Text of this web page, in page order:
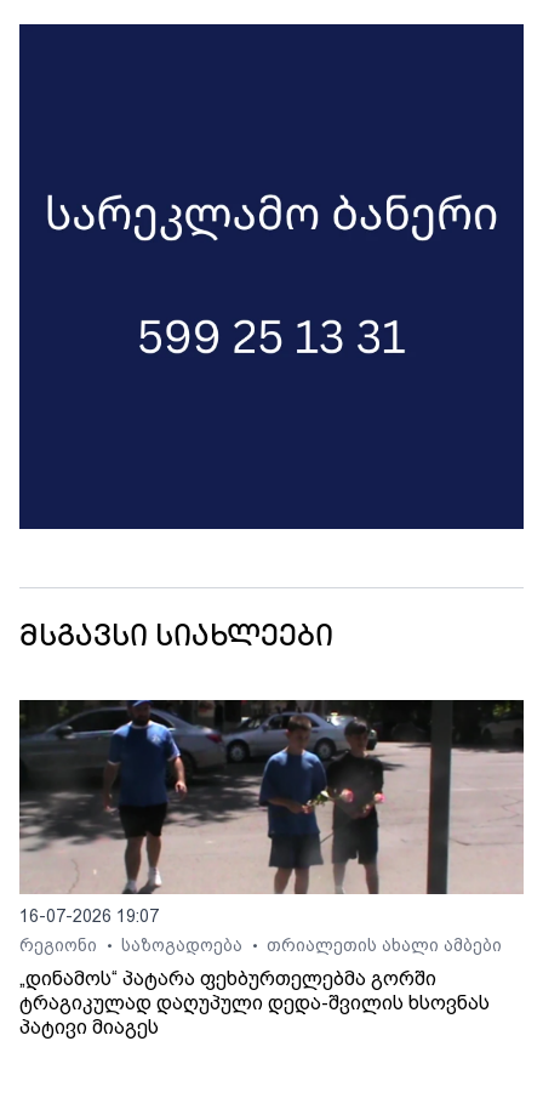
მსგავსი სიახლეები
16-07-2026 19:07
რეგიონი
• საზოგადოება • თრიალეთის ახალი ამბები
„დინამოს“ პატარა ფეხბურთელებმა გორში
ტრაგიკულად დაღუპული დედა-შვილის ხსოვნას
პატივი მიაგეს